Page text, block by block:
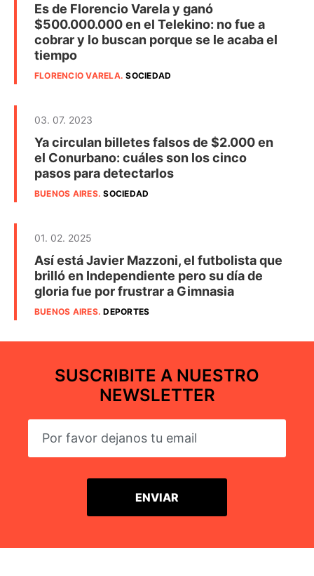
Es de Florencio Varela y ganó
$500.000.000 en el Telekino: no fue a
cobrar y lo buscan porque se le acaba el
tiempo
FLORENCIO VARELA.SOCIEDAD
03. 07. 2023
Ya circulan billetes falsos de $2.000 en
el Conurbano: cuáles son los cinco
pasos para detectarlos
BUENOS AIRES.SOCIEDAD
01. 02. 2025
Así está Javier Mazzoni, el futbolista que
brilló en Independiente pero su día de
gloria fue por frustrar a Gimnasia
BUENOS AIRES.DEPORTES
SUSCRIBITE A NUESTRO
NEWSLETTER